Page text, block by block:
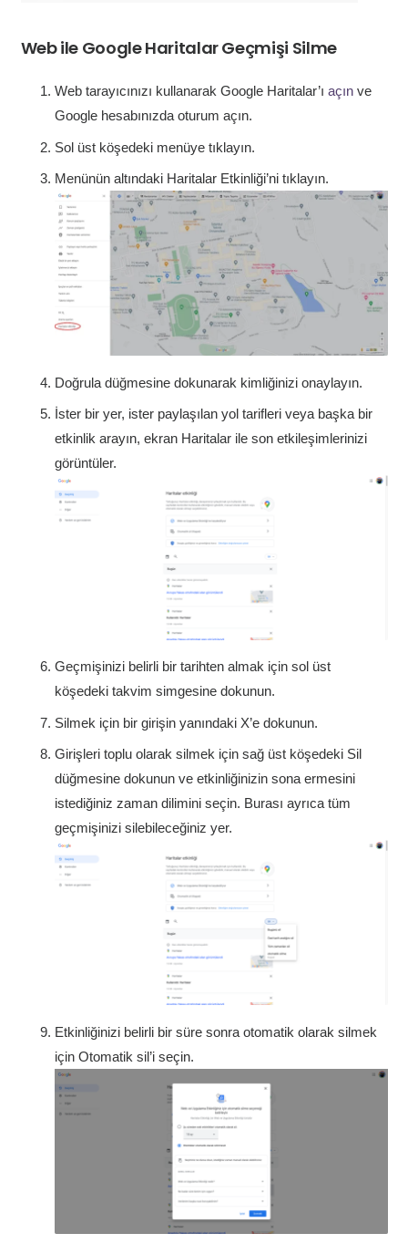
Web ile Google Haritalar Geçmişi Silme
Web tarayıcınızı kullanarak Google Haritalar’ı açın ve
Google hesabınızda oturum açın.
Sol üst köşedeki menüye tıklayın.
Menünün altındaki Haritalar Etkinliği’ni tıklayın.
Doğrula düğmesine dokunarak kimliğinizi onaylayın.
İster bir yer, ister paylaşılan yol tarifleri veya başka bir
etkinlik arayın, ekran Haritalar ile son etkileşimlerinizi
görüntüler.
Geçmişinizi belirli bir tarihten almak için sol üst
köşedeki takvim simgesine dokunun.
Silmek için bir girişin yanındaki X’e dokunun.
Girişleri toplu olarak silmek için sağ üst köşedeki Sil
düğmesine dokunun ve etkinliğinizin sona ermesini
istediğiniz zaman dilimini seçin. Burası ayrıca tüm
geçmişinizi silebileceğiniz yer.
Etkinliğinizi belirli bir süre sonra otomatik olarak silmek
için Otomatik sil’i seçin.